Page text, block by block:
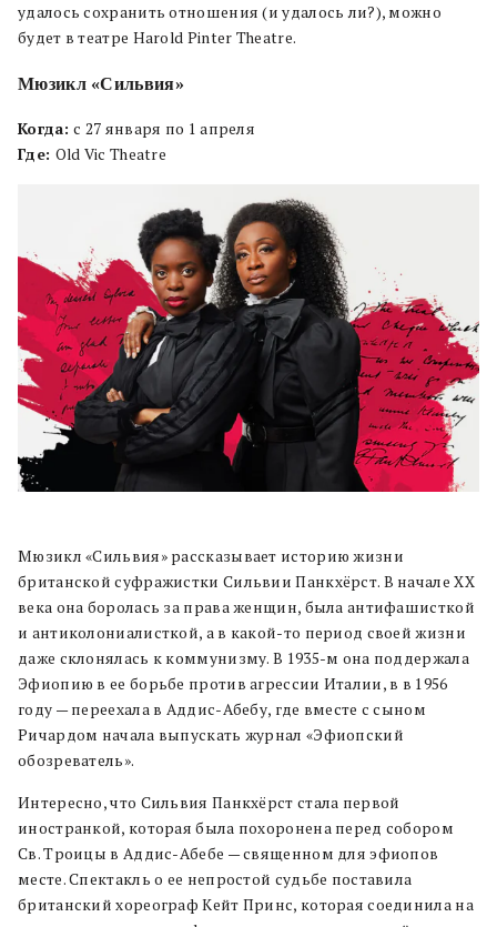
удалось сохранить отношения (и удалось ли?), можно
будет в театре Harold Pinter Theatre.
Мюзикл «Сильвия»
Когда:с 27 января по 1 апреля
Где: Old Vic Theatre
Мюзикл «Сильвия» рассказывает историю жизни
британской суфражистки Сильвии Панкхёрст. В начале XX
века она боролась за права женщин, была антифашисткой
и антиколониалисткой, а в какой-то период своей жизни
даже склонялась к коммунизму. В 1935-м она поддержала
Эфиопию в ее борьбе против агрессии Италии, в в 1956
году — переехала в Аддис-Абебу, где вместе с сыном
Ричардом начала выпускать журнал «Эфиопский
обозреватель».
Интересно, что Сильвия Панкхёрст стала первой
иностранкой, которая была похоронена перед собором
Св. Троицы в Аддис-Абебе — священном для эфиопов
месте. Спектакль о ее непростой судьбе поставила
британский хореограф Кейт Принс, которая соединила на